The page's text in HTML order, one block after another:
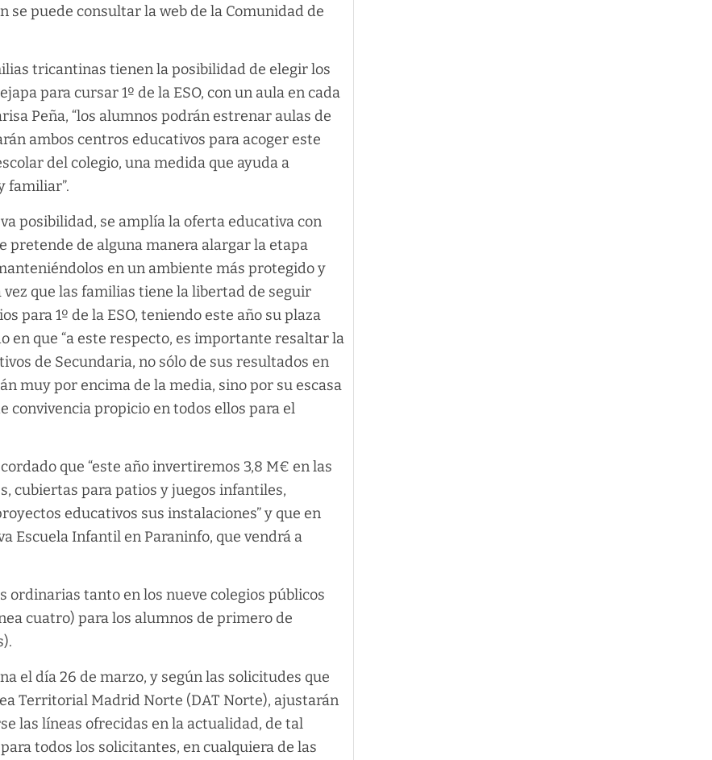
se puede consultar la web de la Comunidad de
tricantinas tienen la posibilidad de elegir los
para cursar 1º de la ESO, con un aula en cada
Peña, “los alumnos podrán estrenar aulas de
ambos centros educativos para acoger este
del colegio, una medida que ayuda a
familiar”.
posibilidad, se amplía la oferta educativa con
pretende de alguna manera alargar la etapa
en un ambiente más protegido y
que las familias tiene la libertad de seguir
para 1º de la ESO, teniendo este año su plaza
en que “a este respecto, es importante resaltar la
de Secundaria, no sólo de sus resultados en
muy por encima de la media, sino por su escasa
propicio en todos ellos para el
que “este año invertiremos 3,8 M€ en las
cubiertas para patios y juegos infantiles,
educativos sus instalaciones” y que en
Escuela Infantil en Paraninfo, que vendrá a
ordinarias tanto en los nueve colegios públicos
cuatro) para los alumnos de primero de
el día 26 de marzo, y según las solicitudes que
Territorial Madrid Norte (DAT Norte), ajustarán
las líneas ofrecidas en la actualidad, de tal
todos los solicitantes, en cualquiera de las